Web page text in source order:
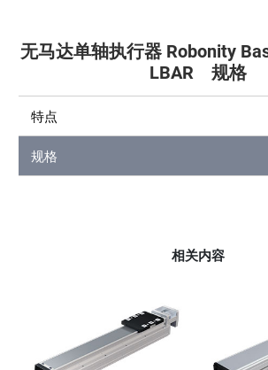
无马达单轴执行器 Robonity
LBAR 规格
特点
规格
相关内容